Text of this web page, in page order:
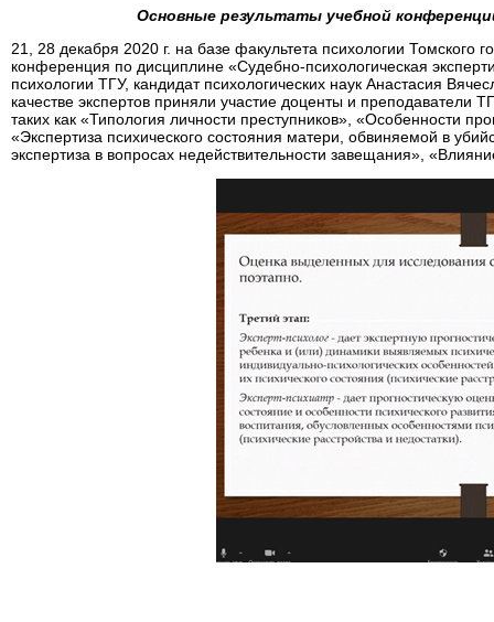
Основные результаты учебной
21, 28 декабря 2020 г. на базе факультета психологии Томского
конференция по дисциплине «Судебно-психологическая
психологии ТГУ, кандидат психологических наук Анастасия
качестве экспертов приняли участие доценты и
таких как «Типология личности преступников», «Особенности
«Экспертиза психического состояния матери, обвиняемой в
экспертиза в вопросах недействительности завещания»,